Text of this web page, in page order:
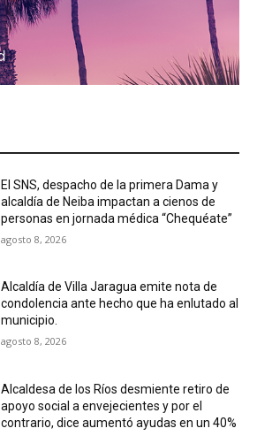
El SNS, despacho de la primera Dama y
alcaldía de Neiba impactan a cienos de
personas en jornada médica “Chequéate”
agosto 8, 2026
Alcaldía de Villa Jaragua emite nota de
condolencia ante hecho que ha enlutado al
municipio.
agosto 8, 2026
Alcaldesa de los Ríos desmiente retiro de
apoyo social a envejecientes y por el
contrario, dice aumentó ayudas en un 40%